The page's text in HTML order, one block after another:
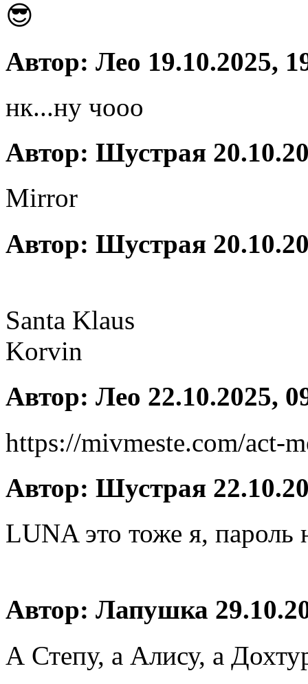
😎
Автор: Лео 19.10.2025,
нк...ну чооо
Автор: Шустрая
Mirror
Автор: Шустрая
Santa Klaus
Korvin
Автор: Лео 22.10.2025,
https://mivmeste.com/act-
Автор: Шустрая
LUNA это тоже я,
Автор: Лапушка
А Степу, а Алису, а